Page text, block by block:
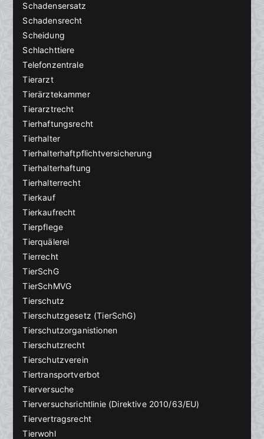
Schadensersatz
Schadensrecht
Scheidung
Schlachttiere
Telefonzentrale
Tierarzt
Tierärztekammer
Tierarztrecht
Tierhaftungsrecht
Tierhalter
Tierhalterhaftpflichtversicherung
Tierhalterhaftung
Tierhalterrecht
Tierkauf
Tierkaufrecht
Tierpflege
Tierquälerei
Tierrecht
TierSchG
TierSchMVG
Tierschutz
Tierschutzgesetz (TierSchG)
Tierschutzorganistionen
Tierschutzrecht
Tierschutzverein
Tiertransportverbot
Tierversuche
Tierversuchsrichtlinie (Direktive 2010/63/EU)
Tiervertragsrecht
Tierwohl